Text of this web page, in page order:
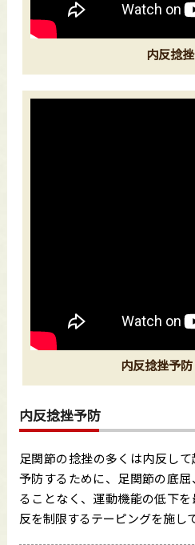
内反捻
内反捻挫予
内反捻挫予防
足関節の捻挫の多くは内反し
予防するために、足関節の底
ることなく、運動機能の低下
反を制限するテーピングを施し